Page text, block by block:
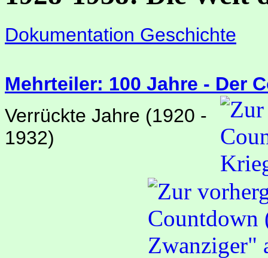
Dokumentation Geschichte
Mehrteiler: 100 Jahre - Der
Verrückte Jahre (1920 -
1932)